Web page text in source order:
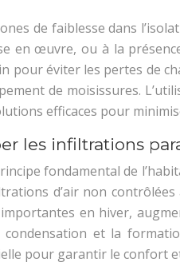
de faiblesse dans
en œuvre, ou à la
pour éviter les pertes de
de moisissures.
efficaces pour
les infiltrations
fondamental de
d’air non
en hiver,
et la
pour garantir le